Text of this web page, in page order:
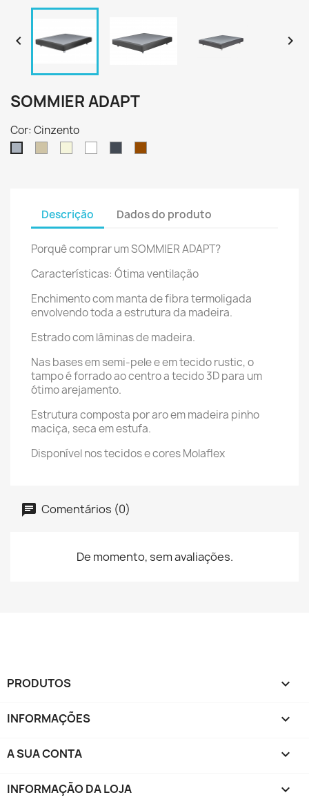
 
SOMMIER ADAPT
Cor: Cinzento
Descrição Dados do produto
Porquê comprar um SOMMIER ADAPT?
Características: Ótima ventilação
Enchimento com manta de fibra termoligada
envolvendo toda a estrutura da madeira.
Estrado com lâminas de madeira.
Nas bases em semi-pele e em tecido rustic, o
tampo é forrado ao centro a tecido 3D para um
ótimo arejamento.
Estrutura composta por aro em madeira pinho
maciça, seca em estufa.
Disponível nos tecidos e cores Molaflex
Comentários (0)
De momento, sem avaliações.
PRODUTOS 
INFORMAÇÕES 
A SUA CONTA 
INFORMAÇÃO DA LOJA keyboard_arrow_down